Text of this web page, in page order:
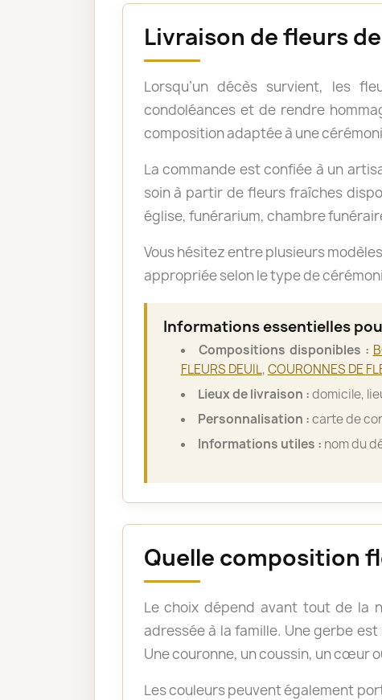
Livraison de fleurs de
Lorsqu’un décès survient, les
condoléances et de rendre
composition adaptée à une
La commande est confiée à un
soin à partir de fleurs fraîches
église, funérarium, chambre
Vous hésitez entre plusieurs
appropriée selon le type de
Informations essentielles
Compositions disponibles :
FLEURS DEUIL,COURONNES DE
Lieux de livraison :domicile,
Personnalisation :carte de
Informations utiles : nom du
Quelle composition
Le choix dépend avant tout de la
adressée à la famille. Une gerbe
Une couronne, un coussin, un cœur
Les couleurs peuvent également